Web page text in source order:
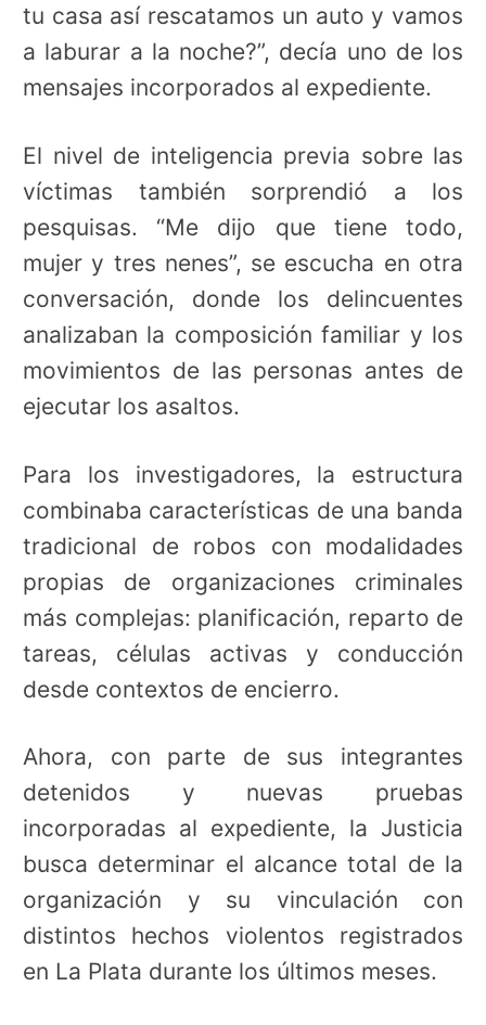
tu casa así rescatamos un auto y vamos
a laburar a la noche?”, decía uno de los
mensajes incorporados al expediente.
El nivel de inteligencia previa sobre las
víctimas también sorprendió a los
pesquisas. “Me dijo que tiene todo,
mujer y tres nenes”, se escucha en otra
conversación, donde los delincuentes
analizaban la composición familiar y los
movimientos de las personas antes de
ejecutar los asaltos.
Para los investigadores, la estructura
combinaba características de una banda
tradicional de robos con modalidades
propias de organizaciones criminales
más complejas: planificación, reparto de
tareas, células activas y conducción
desde contextos de encierro.
Ahora, con parte de sus integrantes
detenidos y nuevas pruebas
incorporadas al expediente, la Justicia
busca determinar el alcance total de la
organización y su vinculación con
distintos hechos violentos registrados
en La Plata durante los últimos meses.